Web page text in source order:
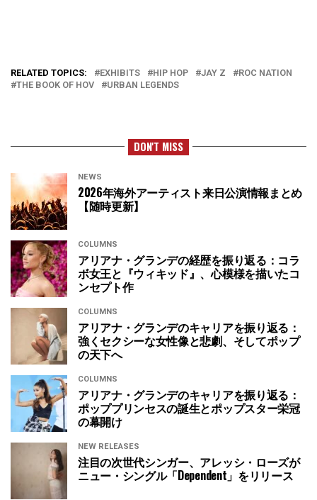
RELATED TOPICS: EXHIBITS HIP HOP JAY Z
ROC NATION
THE BOOK OF HOV
URBAN LEGENDS
DON'T MISS
NEWS
2026年海外アーティスト来日公演情報まとめ
【随時更新】
COLUMNS
アリアナ・グランデの経歴を振り返る：コラ
ボ女王と『ウィキッド』、心模様を描いたコ
ンセプト作
COLUMNS
アリアナ・グランデのキャリアを振り返る：
強くセクシーな女性像と悲劇、そしてポップ
の天下へ
COLUMNS
アリアナ・グランデのキャリアを振り返る：
ポッププリンセスの誕生とポップスター栄冠
の幕開け
NEW RELEASES
注目の次世代シンガー、アレッシ・ローズが
ニュー・シングル「Dependent」をリリース